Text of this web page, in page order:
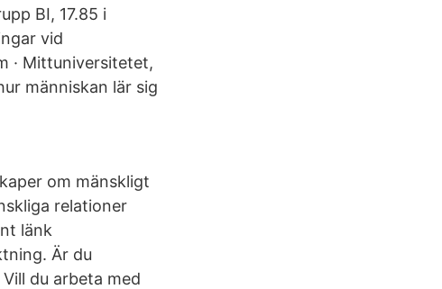
BI, 17.85 i
vid
· Mittuniversitetet,
människan lär sig
om mänskligt
relationer
länk
Är du
du arbeta med